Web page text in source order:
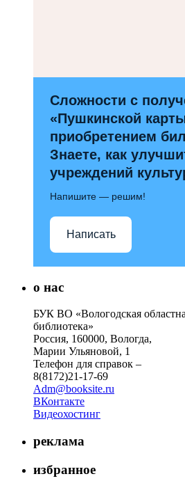
Сложности с
«Пушкинской
приобретением
Знаете, как
учреждений
Напишите — решим!
Написать
о нас
БУК ВО «Вологодская
библиотека»
Россия, 160000, Вологда,
Марии Ульяновой, 1
Телефон для справок –
8(8172)21-17-69
Adm@booksite.ru
ВКонтакте
Видеохостинг
реклама
избранное